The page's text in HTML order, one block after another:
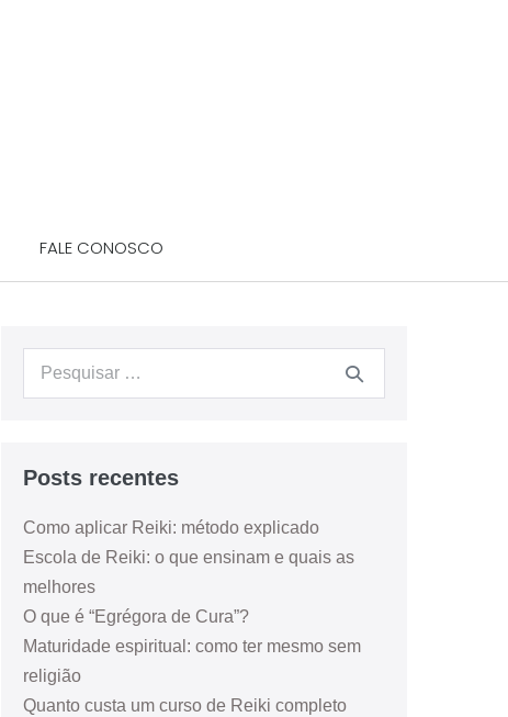
FALE CONOSCO
Posts recentes
Como aplicar Reiki: método explicado
Escola de Reiki: o que ensinam e quais as
melhores
O que é “Egrégora de Cura”?
Maturidade espiritual: como ter mesmo sem
religião
Quanto custa um curso de Reiki completo